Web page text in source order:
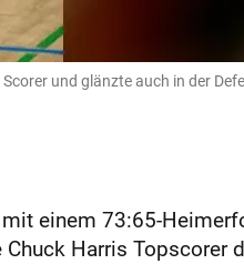
und glänzte auch in der
einem 73:65-
Harris Topscorer